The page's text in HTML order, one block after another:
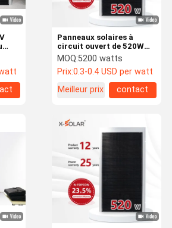
T
Panneaux solaires à
circuit ouvert de 520W
BIPV Voltage 48,65V
Panneaux solaires de
toiture en acier couleur
MOQ:5200 watts
Prix:0.3-0.4 USD per watt
Meilleur prix
contact